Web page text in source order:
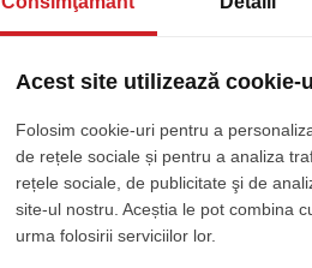
regulă, șezlongurile din plastic sunt mai
nu oferă un aspect atât de elegant și
exterior.
din ratan (natural